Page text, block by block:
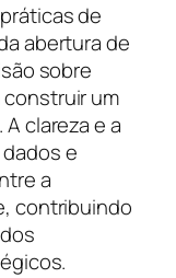
de
abertura de
sobre
um
clareza e a
e
a
contribuindo